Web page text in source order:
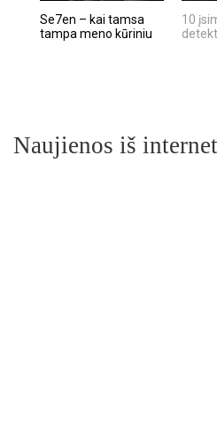
Se7en – kai tamsa
tampa meno kūriniu
10
Naujienos iš